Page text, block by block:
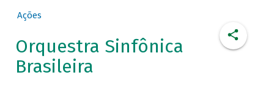
Ações
Orquestra Sinfônica
Brasileira